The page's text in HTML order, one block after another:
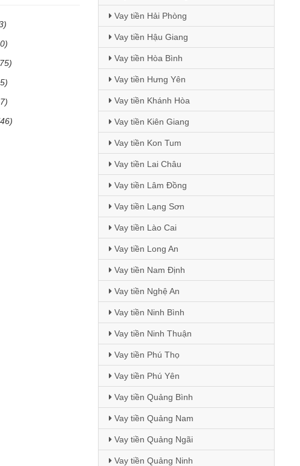
Vay tiền Hải Phòng
Vay tiền Hậu Giang
Vay tiền Hòa Bình
Vay tiền Hưng Yên
Vay tiền Khánh Hòa
Vay tiền Kiên Giang
Vay tiền Kon Tum
Vay tiền Lai Châu
Vay tiền Lâm Đồng
Vay tiền Lạng Sơn
Vay tiền Lào Cai
Vay tiền Long An
Vay tiền Nam Định
Vay tiền Nghệ An
Vay tiền Ninh Bình
Vay tiền Ninh Thuận
Vay tiền Phú Thọ
Vay tiền Phú Yên
Vay tiền Quảng Bình
Vay tiền Quảng Nam
Vay tiền Quảng Ngãi
Vay tiền Quảng Ninh